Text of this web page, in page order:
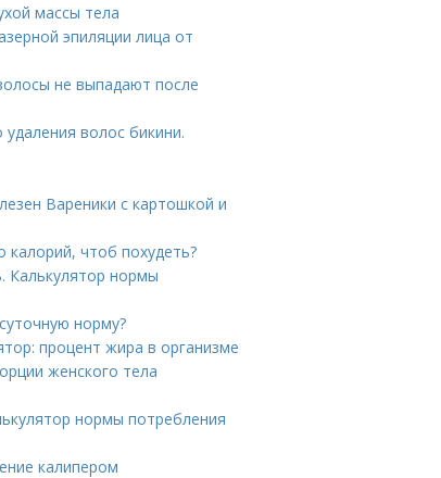
массы тела
эпиляции лица от
не выпадают после
волос бикини.
Вареники с картошкой и
калорий, чтоб похудеть?
Калькулятор нормы
норму?
процент жира в организме
женского тела
нормы потребления
калипером